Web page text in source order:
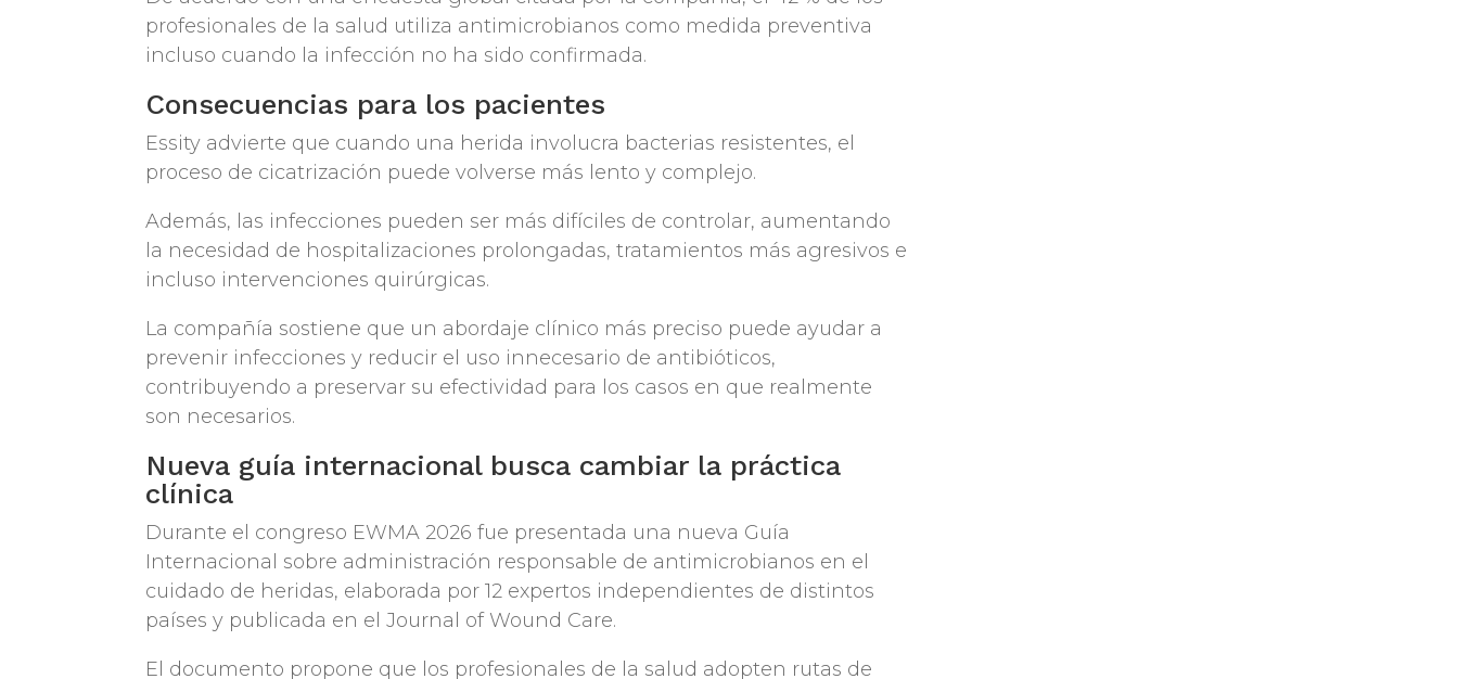
profesionales de la salud utiliza antimicrobianos como medida preventiva
incluso cuando la infección no ha sido confirmada.
Consecuencias para los pacientes
Essity advierte que cuando una herida involucra bacterias resistentes, el
proceso de cicatrización puede volverse más lento y complejo.
Además, las infecciones pueden ser más difíciles de controlar, aumentando
la necesidad de hospitalizaciones prolongadas, tratamientos más agresivos e
incluso intervenciones quirúrgicas.
La compañía sostiene que un abordaje clínico más preciso puede ayudar a
prevenir infecciones y reducir el uso innecesario de antibióticos,
contribuyendo a preservar su efectividad para los casos en que realmente
son necesarios.
Nueva guía internacional busca cambiar la práctica
clínica
Durante el congreso EWMA 2026 fue presentada una nueva Guía
Internacional sobre administración responsable de antimicrobianos en el
cuidado de heridas, elaborada por 12 expertos independientes de distintos
países y publicada en el Journal of Wound Care.
El documento propone que los profesionales de la salud adopten rutas de